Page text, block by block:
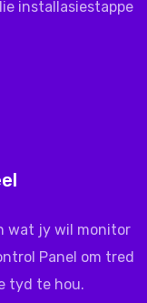
installasiestappe
wat jy wil monitor
Panel om tred
tyd te hou.